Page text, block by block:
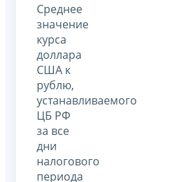
Среднее
значение
курса
доллара
США к
рублю,
устанавливаемого
ЦБ РФ
за все
дни
налогового
периода